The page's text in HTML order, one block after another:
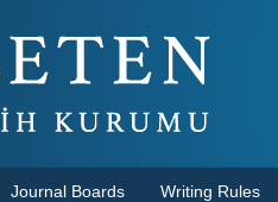
Journal Boards Writing Rules